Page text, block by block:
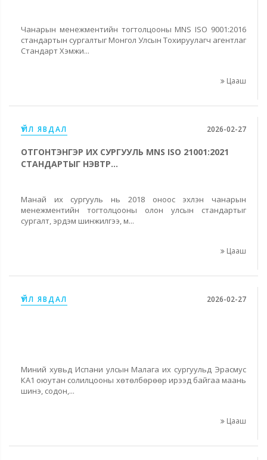
Чанарын менежментийн тогтолцооны MNS ISO 9001:2016
стандартын сургалтыг Монгол Улсын Тохируулагч агентлаг
Стандарт Хэмжи...
Цааш
ҮЙЛ ЯВДАЛ 2026-02-27
ОТГОНТЭНГЭР ИХ СУРГУУЛЬ MNS ISO 21001:2021
СТАНДАРТЫГ НЭВТР...
Манай их сургууль нь 2018 оноос эхлэн чанарын
менежментийн тогтолцооны олон улсын стандартыг
сургалт, эрдэм шинжилгээ, м...
Цааш
ҮЙЛ ЯВДАЛ 2026-02-27
Миний хувьд Испани улсын Малага их сургуульд Эрасмус
КА1 оюутан солилцооны хөтөлбөрөөр ирээд байгаа маань
шинэ, содон,...
Цааш